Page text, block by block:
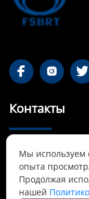
  
Контакты

55-1
Ляонин

Мы используем
опыта
Продолжая
нашей